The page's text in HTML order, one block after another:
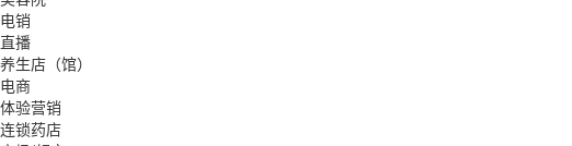
电销
直播
养生店（馆）
电商
体验营销
连锁药店